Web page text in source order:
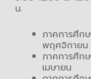
น.
ภาคการศึก
พฤศจิกายน
ภาคการศึก
เมษายน